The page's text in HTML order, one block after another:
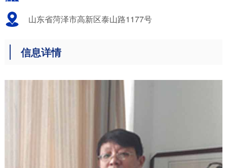
山东省菏泽市高新区泰山路1177号
信息详情